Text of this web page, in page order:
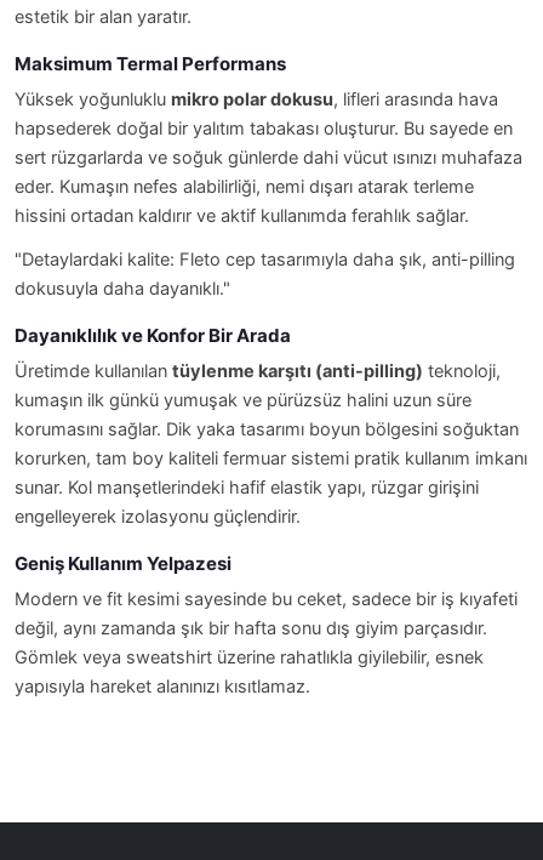
estetik bir alan yaratır.
Maksimum Termal Performans
Yüksek yoğunluklu mikro polar dokusu, lifleri arasında hava
hapsederek doğal bir yalıtım tabakası oluşturur. Bu sayede en
sert rüzgarlarda ve soğuk günlerde dahi vücut ısınızı muhafaza
eder. Kumaşın nefes alabilirliği, nemi dışarı atarak terleme
hissini ortadan kaldırır ve aktif kullanımda ferahlık sağlar.
"Detaylardaki kalite: Fleto cep tasarımıyla daha şık, anti-pilling
dokusuyla daha dayanıklı."
Dayanıklılık ve Konfor Bir Arada
Üretimde kullanılan tüylenme karşıtı (anti-pilling) teknoloji,
kumaşın ilk günkü yumuşak ve pürüzsüz halini uzun süre
korumasını sağlar. Dik yaka tasarımı boyun bölgesini soğuktan
korurken, tam boy kaliteli fermuar sistemi pratik kullanım imkanı
sunar. Kol manşetlerindeki hafif elastik yapı, rüzgar girişini
engelleyerek izolasyonu güçlendirir.
Geniş Kullanım Yelpazesi
Modern ve fit kesimi sayesinde bu ceket, sadece bir iş kıyafeti
değil, aynı zamanda şık bir hafta sonu dış giyim parçasıdır.
Gömlek veya sweatshirt üzerine rahatlıkla giyilebilir, esnek
yapısıyla hareket alanınızı kısıtlamaz.